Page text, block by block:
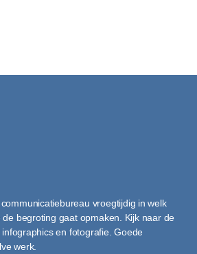
vroegtijdig in welk
begroting gaat opmaken. Kijk naar de
en fotografie. Goede
werk.